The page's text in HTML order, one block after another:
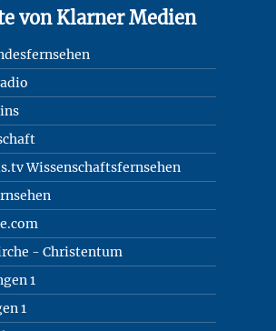
von Klarner Medien
Wissenschaftsfernsehen
- Christentum
1
1